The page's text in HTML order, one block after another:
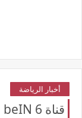
أخبار الرياضة